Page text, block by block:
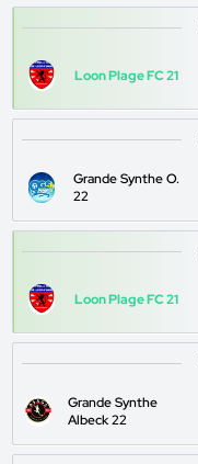
Loon Plage FC 21
Grande Synthe O.
22
Loon Plage FC 21
Grande Synthe
Albeck 22